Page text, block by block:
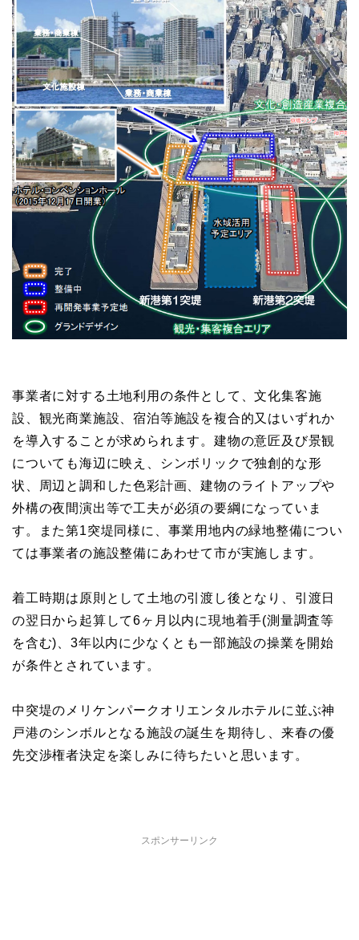
事業者に対する土地利用の条件として、文化集客施
設、観光商業施設、宿泊等施設を複合的又はいずれか
を導入することが求められます。建物の意匠及び景観
についても海辺に映え、シンボリックで独創的な形
状、周辺と調和した色彩計画、建物のライトアップや
外構の夜間演出等で工夫が必須の要綱になっていま
す。また第1突堤同様に、事業用地内の緑地整備につい
ては事業者の施設整備にあわせて市が実施します。
着工時期は原則として土地の引渡し後となり、引渡日
の翌日から起算して6ヶ月以内に現地着手(測量調査等
を含む)、3年以内に少なくとも一部施設の操業を開始
が条件とされています。
中突堤のメリケンパークオリエンタルホテルに並ぶ神
戸港のシンボルとなる施設の誕生を期待し、来春の優
先交渉権者決定を楽しみに待ちたいと思います。
スポンサーリンク